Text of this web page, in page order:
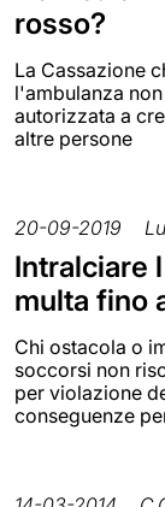
rosso?
La Cassazione
l'ambulanza
autorizzata a
altre persone
20-09-2019
Intralciare
multa fino
Chi ostacola o
soccorsi non
per violazione
conseguenze